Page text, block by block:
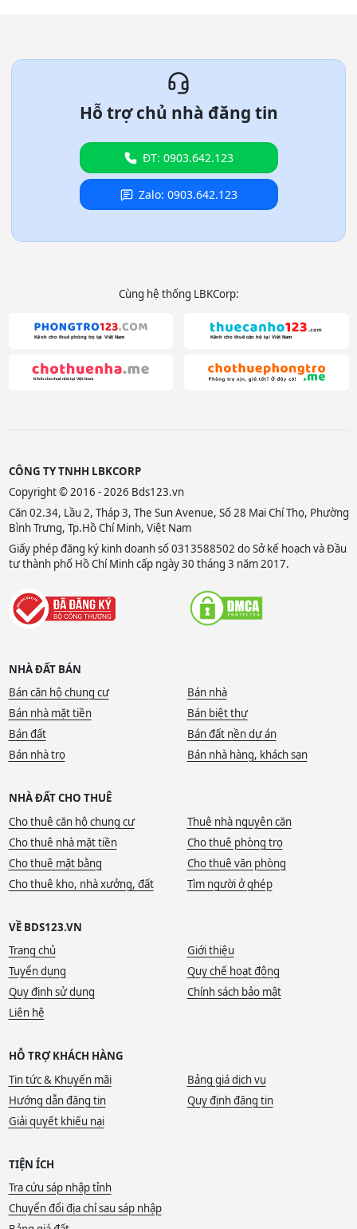
Hỗ trợ chủ nhà đăng tin
ĐT: 0903.642.123
Zalo: 0903.642.123
Cùng hệ thống LBKCorp:
CÔNG TY TNHH LBKCORP
Copyright © 2016 - 2026 Bds123.vn
Căn 02.34, Lầu 2, Tháp 3, The Sun Avenue, Số 28 Mai Chí Thọ, Phường
Bình Trưng, Tp.Hồ Chí Minh, Việt Nam
Giấy phép đăng ký kinh doanh số 0313588502 do Sở kế hoạch và Đầu
tư thành phố Hồ Chí Minh cấp ngày 30 tháng 3 năm 2017.
NHÀ ĐẤT BÁN
Bán căn hộ chung cư
Bán nhà
Bán nhà mặt tiền
Bán biệt thự
Bán đất
Bán đất nền dự án
Bán nhà trọ
Bán nhà hàng, khách sạn
NHÀ ĐẤT CHO THUÊ
Cho thuê căn hộ chung cư
Thuê nhà nguyên căn
Cho thuê nhà mặt tiền
Cho thuê phòng trọ
Cho thuê mặt bằng
Cho thuê văn phòng
Cho thuê kho, nhà xưởng, đất
Tìm người ở ghép
VỀ BDS123.VN
Trang chủ
Giới thiệu
Tuyển dụng
Quy chế hoạt động
Quy định sử dụng
Chính sách bảo mật
Liên hệ
HỖ TRỢ KHÁCH HÀNG
Tin tức & Khuyến mãi
Bảng giá dịch vụ
Hướng dẫn đăng tin
Quy định đăng tin
Giải quyết khiếu nại
TIỆN ÍCH
Tra cứu sáp nhập tỉnh
Chuyển đổi địa chỉ sau sáp nhập